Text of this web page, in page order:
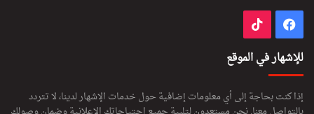
فيسبوك
للإشهار في الموقع
إذا كنت بحاجة إلى أي معلومات إضافية حول خدمات الإشهار لدينا، لا تتردد